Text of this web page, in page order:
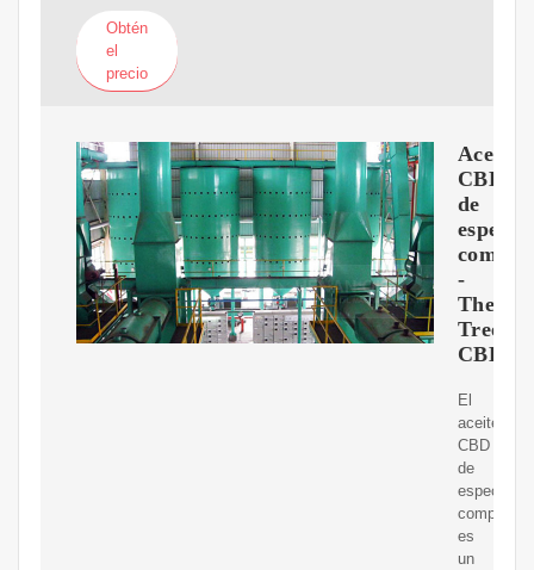
Obtén
el
precio
Aceite
CBD
de
-
The
Tree
CBD
El
aceite
CBD
de
espectro
completo
es
un